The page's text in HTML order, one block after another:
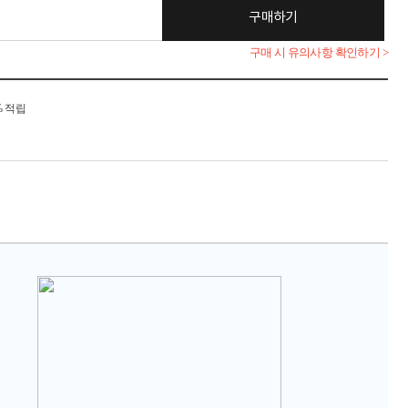
구매하기
구매 시 유의사항 확인하기 >
적립